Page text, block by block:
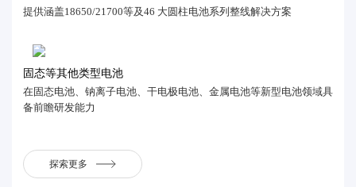
提供涵盖18650/21700等及46 大圆柱电池系列整线解决方案
固态等其他类型电池
在固态电池、钠离子电池、干电极电池、金属电池等新型电池领域具
备前瞻研发能力
探索更多